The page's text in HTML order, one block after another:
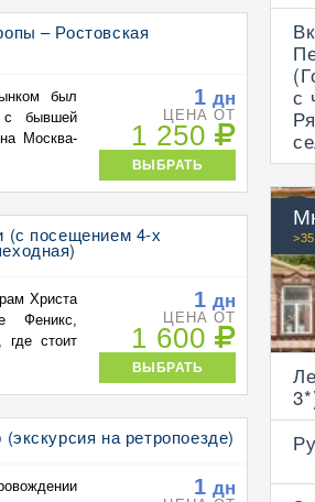
– Ростовская
был
с бывшей
Москва-
1дн
ЦЕНА ОТ
1 250
ВЫБРАТЬ
(с посещением 4-х
Христа
Феникс,
где стоит
1дн
ЦЕНА ОТ
1 600
ВЫБРАТЬ
на ретропоезде)
1дн
с